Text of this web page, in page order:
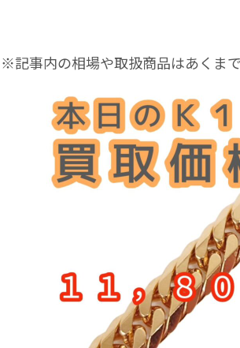
※記事内の相場や取扱商品はあくま